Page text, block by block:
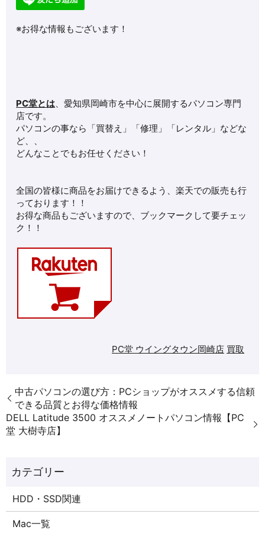
※お得な情報もございます！
PC堂とは、愛知県岡崎市を中心に展開するパソコン専門
店です。
パソコンの事なら「買替え」「修理」「レンタル」などな
ど、、
どんなことでもお任せください！
全国の皆様に商品をお届けできるよう、楽天での販売も行
っております！！
お得な商品もございますので、ブックマークして要チェッ
ク！！
PC堂 ウイングタウン岡崎店 買取
中古パソコンの選び方：PCショップがオススメする信頼
できる品質とお得な価格情報
DELL Latitude 3500 オススメノートパソコン情報【PC
堂 大樹寺店】
HDD・SSD関連
Mac一覧